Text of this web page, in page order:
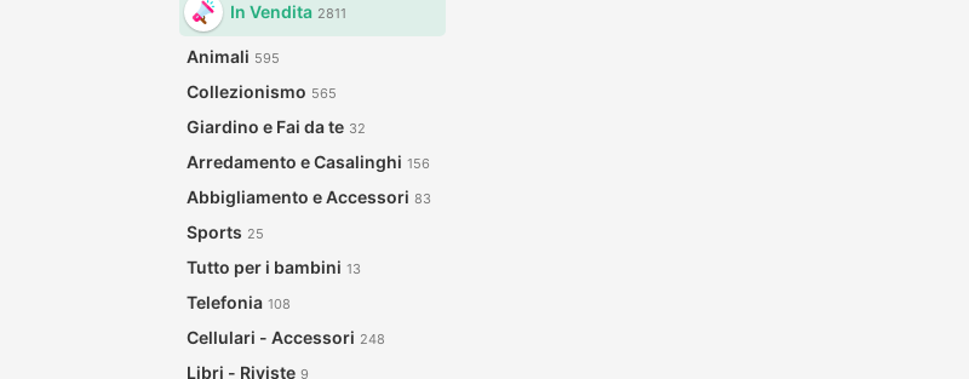
In Vendita 2811
Animali 595
Collezionismo 565
Giardino e Fai da te 32
Arredamento e Casalinghi 156
Abbigliamento e Accessori 83
Sports 25
Tutto per i bambini 13
Telefonia 108
Cellulari - Accessori 248
Libri - Riviste 9